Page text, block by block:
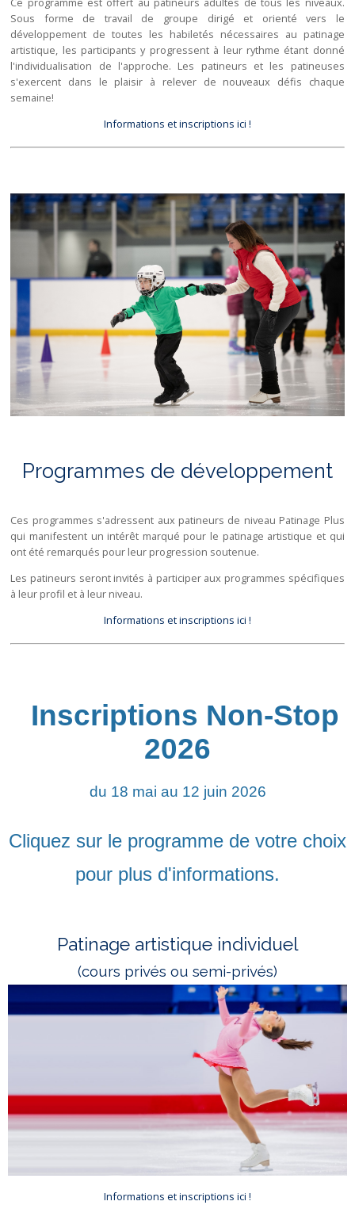
Sous forme de travail de groupe dirigé et orienté vers le
développement de toutes les habiletés nécessaires au patinage
artistique, les participants y progressent à leur rythme étant donné
l'individualisation de l'approche. Les patineurs et les patineuses
s'exercent dans le plaisir à relever de nouveaux défis chaque
semaine!
Informations et inscriptions ici !
Programmes de développement
Ces programmes s'adressent aux patineurs de niveau Patinage Plus
qui manifestent un intérêt marqué pour le patinage artistique et qui
ont été remarqués pour leur progression soutenue.
Les patineurs seront invités à participer aux programmes spécifiques
à leur profil et à leur niveau.
Informations et inscriptions ici !
Inscriptions Non-Stop
2026
du 18 mai au 12 juin 2026
Cliquez sur le programme de votre choix
pour plus d'informations.
Patinage artistique individuel
(cours privés ou semi-privés)
Informations et inscriptions ici !